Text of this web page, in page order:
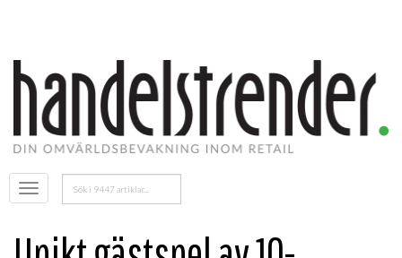
Öppna
menyn
Sök
efter: